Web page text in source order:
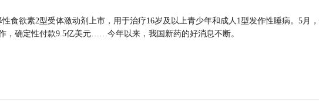
食欲素2型受体激动剂上市，用于治疗16岁及以上青少年和成人1型发作性睡病。5月
，确定性付款9.5亿美元……今年以来，我国新药的好消息不断。